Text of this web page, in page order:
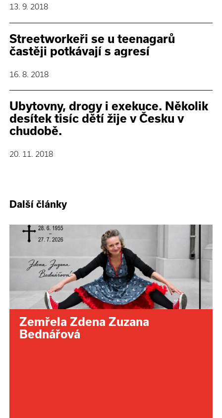
13. 9. 2018
Streetworkeři se u teenagarů
častěji potkávají s agresí
16. 8. 2018
Ubytovny, drogy i exekuce. Několik
desítek tisíc dětí žije v Česku v
chudobě.
20. 11. 2018
Další články
Zemřela Zdena Zuzana
Bednářová